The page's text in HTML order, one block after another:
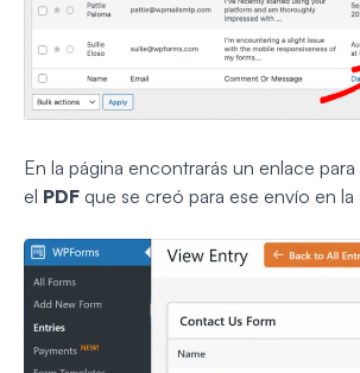
En la página encontrarás un enlace
el PDF que se creó para ese envío en la